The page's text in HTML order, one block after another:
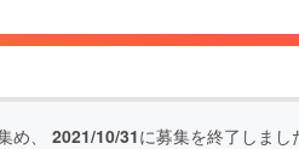
め、 2021/10/31に募集を終了しまし